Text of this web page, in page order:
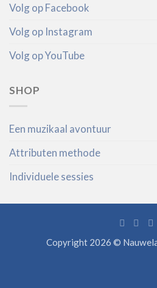
Volg op Facebook
Volg op Instagram
Volg op YouTube
SHOP
Een muzikaal avontuur
Attributen methode
Individuele sessies
Copyright 2026 ©